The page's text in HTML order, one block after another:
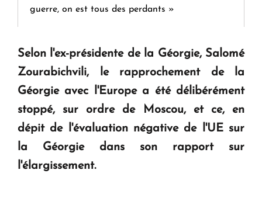
guerre, on est tous des perdants »
" Tant qu'il n'existe pas d'alternative concrète, la
KASA : 30 ans d'audace, de résilience et d'avenir
en Arménie
Le premier hôtel Hyatt Regency d'Arménie
ouvrira ses portes à Dilijan
Selon l'ex-présidente de la Géorgie, Salomé
Zourabichvili, le rapprochement de la
Géorgie avec l'Europe a été délibérément
stoppé, sur ordre de Moscou, et ce, en
dépit de l'évaluation négative de l'UE sur
la Géorgie dans son rapport sur
l'élargissement.